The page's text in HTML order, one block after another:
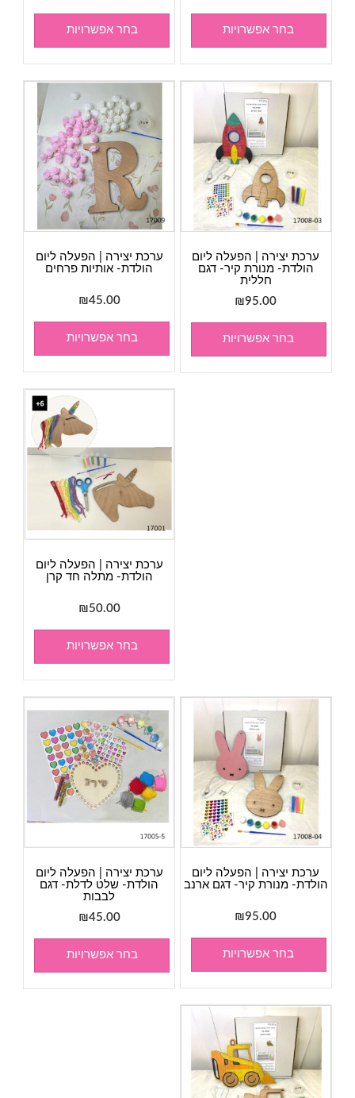
בחר אפשרויות בחר אפשרויות
ערכת יצירה | הפעלה ליום
הולדת- מנורת קיר- דגם
חללית
₪95.00
בחר אפשרויות
ערכת יצירה | הפעלה ליום
הולדת- אותיות פרחים
₪45.00
בחר אפשרויות
ערכת יצירה | הפעלה ליום
הולדת- מתלה חד קרן
₪50.00
בחר אפשרויות
ערכת יצירה | הפעלה ליום
הולדת- שלט לדלת- דגם
לבבות
₪45.00
בחר אפשרויות
ערכת יצירה | הפעלה ליום
הולדת- מנורת קיר- דגם ארנב
₪95.00
בחר אפשרויות